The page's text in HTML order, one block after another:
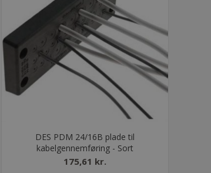
DES PDM 24/16B plade til
kabelgennemføring - Sort
175,61 kr.